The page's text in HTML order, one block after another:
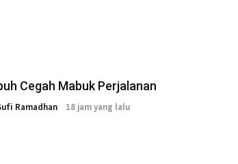
Cegah Mabuk Perjalanan
Ramadhan 18 jam yang lalu